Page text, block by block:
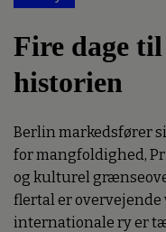
Fire dage til
historien
Berlin markedsfører
for mangfoldighed,
og kulturel
flertal er
internationale ry er